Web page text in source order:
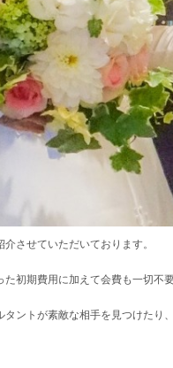
させていただいております。
た初期費用に加えて会費も一切
タントが素敵な相手を見つけたり